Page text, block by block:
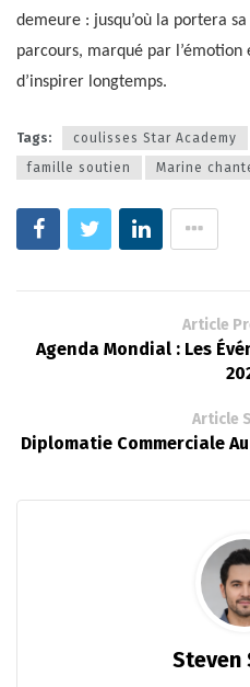
demeure : jusqu’où la portera
parcours, marqué par
d’inspirer longtemps.
Tags: coulisses Star Academy
famille soutien
Marine
Article
Agenda Mondial : Les
Article
Diplomatie Commerciale
Steven